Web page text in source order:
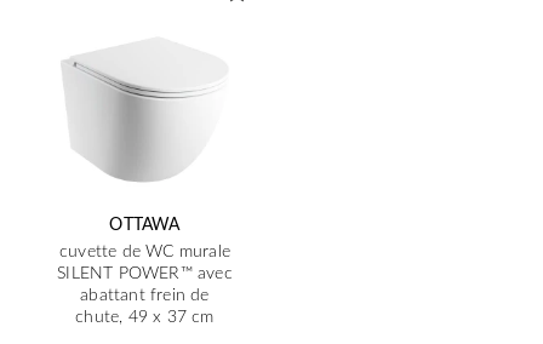
OTTAWA
cuvette de WC murale
SILENT POWER™ avec
abattant frein de
chute, 49 x 37 cm